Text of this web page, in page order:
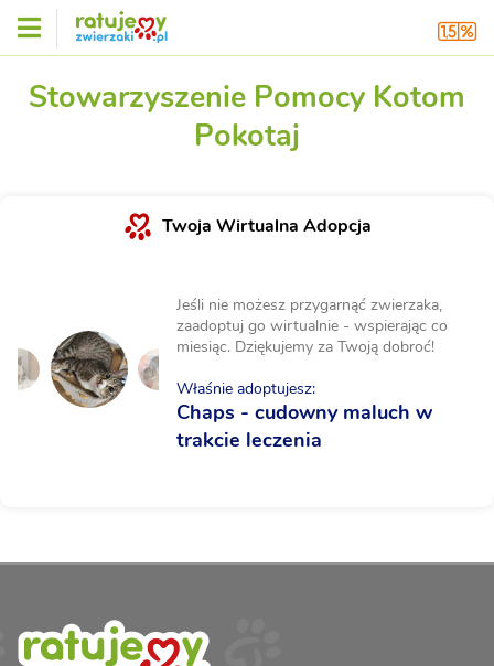
Stowarzyszenie Pomocy Kotom
Pokotaj
Twoja Wirtualna Adopcja
Jeśli nie możesz przygarnąć zwierzaka,
zaadoptuj go wirtualnie - wspierając co
miesiąc. Dziękujemy za Twoją dobroć!
Właśnie adoptujesz:
Chaps - cudowny maluch w
trakcie leczenia